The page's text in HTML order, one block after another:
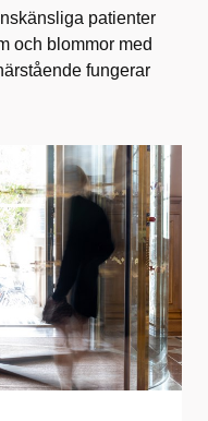
patienter
och blommor med
fungerar